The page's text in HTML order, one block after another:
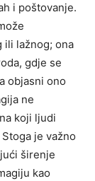
i poštovanje.
ili lažnog; ona
gdje se
objasni ono
ne
koji ljudi
Stoga je važno
širenje
kao